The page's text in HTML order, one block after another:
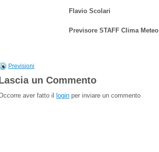
Flavio Scolari
Previsore STAFF Clima
Previsioni
un Commento
aver fatto il login per inviare un commento